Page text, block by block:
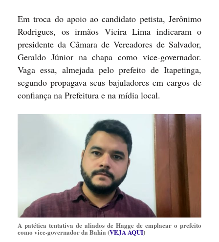
Em troca do apoio ao candidato petista, Jerônimo
Rodrigues, os irmãos Vieira Lima indicaram o
presidente da Câmara de Vereadores de Salvador,
Geraldo Júnior na chapa como vice-governador.
Vaga essa, almejada pelo prefeito de Itapetinga,
segundo propagava seus bajuladores em cargos de
confiança na Prefeitura e na mídia local.
A patética tentativa de aliados de Hagge de emplacar o prefeito
como vice-governador da Bahia (VEJA AQUI)